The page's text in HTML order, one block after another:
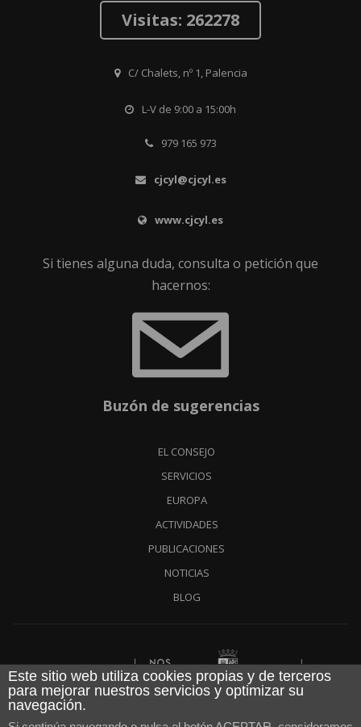
Visitas: 262278
C/ Chalets, nº 1, Palencia
L-V de 9:00 a 15:00h
979 165 973
cjcyl@cjcyl.es
www.cjcyl.es
Si tienes alguna duda, consulta o petición que
hacernos:
Buzón de sugerencias
EL CONSEJO
SERVICIOS
EUROPA
ACTIVIDADES
PUBLICACIONES
NOTICIAS
BLOG
Financiado por
Aviso legal
Este sitio web utiliza cookies propias y de terceros
para mejorar nuestros servicios y optimizar su
navegación.